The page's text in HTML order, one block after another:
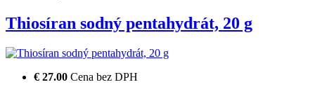
Thiosíran sodný pentahydrát, 20 g
€ 27.00 Cena bez DPH